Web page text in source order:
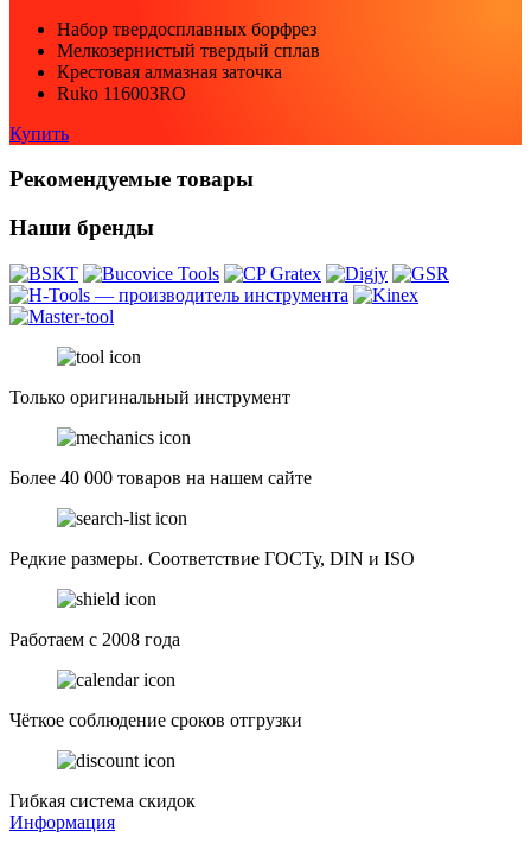
Набор твердосплавных борфрез
Мелкозернистый твердый сплав
Крестовая алмазная заточка
Ruko 116003RO
Купить
Рекомендуемые товары
Наши бренды
Только оригинальный инструмент
Более 40 000 товаров на нашем сайте
Редкие размеры. Соответствие ГОСТу, DIN и ISO
Работаем с 2008 года
Чёткое соблюдение сроков отгрузки
Гибкая система скидок
Информация